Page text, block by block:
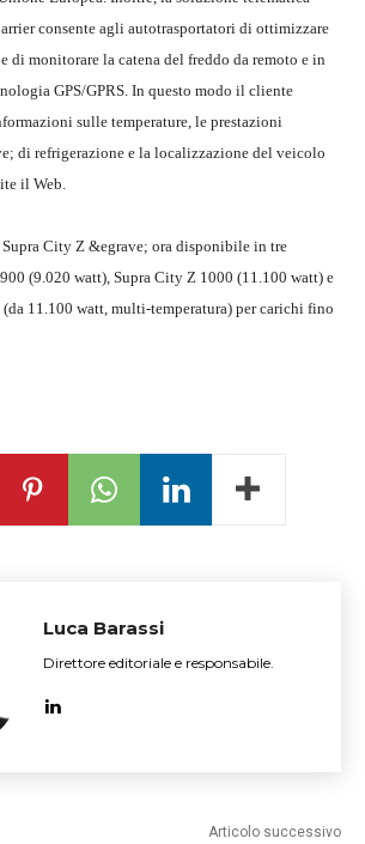
consente agli autotrasportatori di ottimizzare
di monitorare la catena del freddo da remoto e in
GPS/GPRS. In questo modo il cliente
sulle temperature, le prestazioni
di refrigerazione e la localizzazione del veicolo
il Web.
City Z &egrave; ora disponibile in tre
(9.020 watt), Supra City Z 1000 (11.100 watt) e
11.100 watt, multi-temperatura) per carichi fino
Luca Barassi
Direttore editoriale e responsabile.
Articolo successivo